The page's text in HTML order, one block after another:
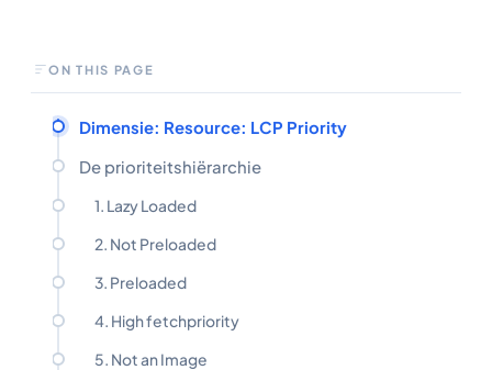
ON THIS PAGE
Dimensie: Resource: LCP Priority
De prioriteitshiërarchie
1. Lazy Loaded
2. Not Preloaded
3. Preloaded
4. High fetchpriority
5. Not an Image